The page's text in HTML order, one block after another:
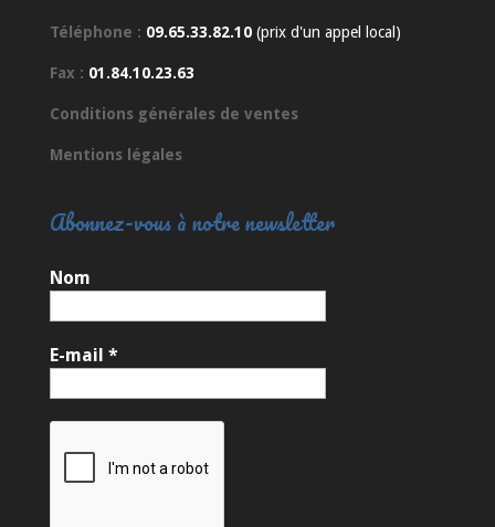
Téléphone : 09.65.33.82.10(prix d'un appel local)
Fax : 01.84.10.23.63
Conditions générales de ventes
Mentions légales
Abonnez-vous à notre newsletter
Nom
E-mail *